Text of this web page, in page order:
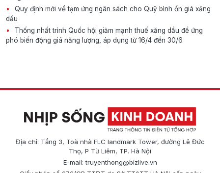
Quy định mới về tạm ứng ngân sách cho Quỹ bình ổn giá xăng
dầu
Thống nhất trình Quốc hội giảm mạnh thuế xăng dầu để ứng
phó biến động giá năng lượng, áp dụng từ 16/4 đến 30/6
Địa chỉ: Tầng 3, Toà nhà FLC landmark Tower, đường Lê Đức
Thọ, P Từ Liêm, TP. Hà Nội
E-mail:truyenthong@bizlive.vn